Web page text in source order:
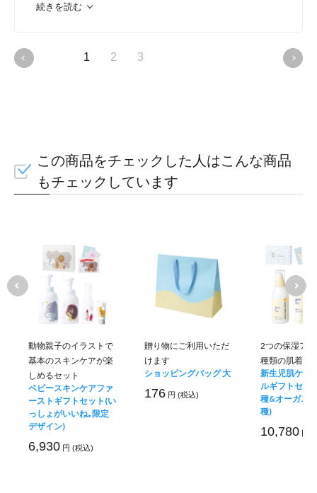
続きを読む
1 2 3
この商品をチェックした人はこんな商品
もチェックしています
動物親子のイラストで
基本のスキンケアが楽
しめるセット
ベビースキンケアファ
ーストギフトセット(い
っしょがいいね｡限定
デザイン)
6,930 円 (税込)
贈り物にご利用いただ
けます
ショッピングバッグ 大
176 円 (税込)
2つの保湿ア
種類の肌着の
新生児肌ケア
ルギフトセッ
種&オーガニ
種)
10,780 円 (